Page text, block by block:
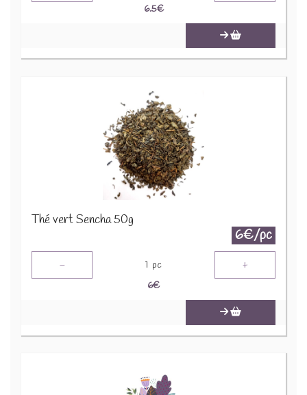
6.5€
Thé vert Sencha 50g
6€/pc
- 1 pc +
6€